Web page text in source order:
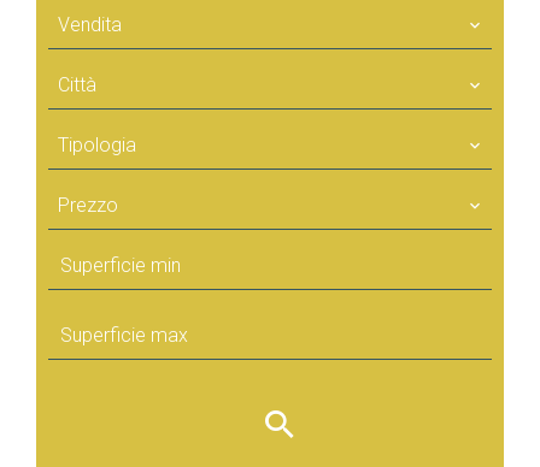
Vendita
Città
Tipologia
Prezzo